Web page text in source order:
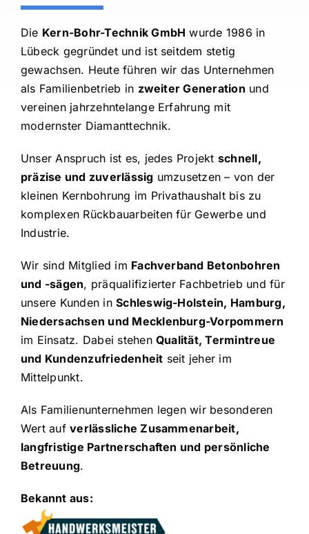
Die Kern-Bohr-Technik GmbH wurde 1986 in
Lübeck gegründet und ist seitdem stetig
gewachsen. Heute führen wir das Unternehmen
als Familienbetrieb in zweiter Generation und
vereinen jahrzehntelange Erfahrung mit
modernster Diamanttechnik.
Unser Anspruch ist es, jedes Projekt schnell,
präzise und zuverlässig umzusetzen – von der
kleinen Kernbohrung im Privathaushalt bis zu
komplexen Rückbauarbeiten für Gewerbe und
Industrie.
Wir sind Mitglied im Fachverband Betonbohren
und -sägen, präqualifizierter Fachbetrieb und für
unsere Kunden inSchleswig-Holstein, Hamburg,
Niedersachsen und Mecklenburg-Vorpommern
im Einsatz. Dabei stehen Qualität, Termintreue
und Kundenzufriedenheit seit jeher im
Mittelpunkt.
Als Familienunternehmen legen wir besonderen
Wert aufverlässliche Zusammenarbeit,
langfristige Partnerschaften und persönliche
Betreuung.
Bekannt aus: